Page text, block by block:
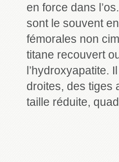
en force dans
sont le souvent
fémorales non
titane recouvert
l’hydroxyapatite.
droites, des tiges
taille réduite,